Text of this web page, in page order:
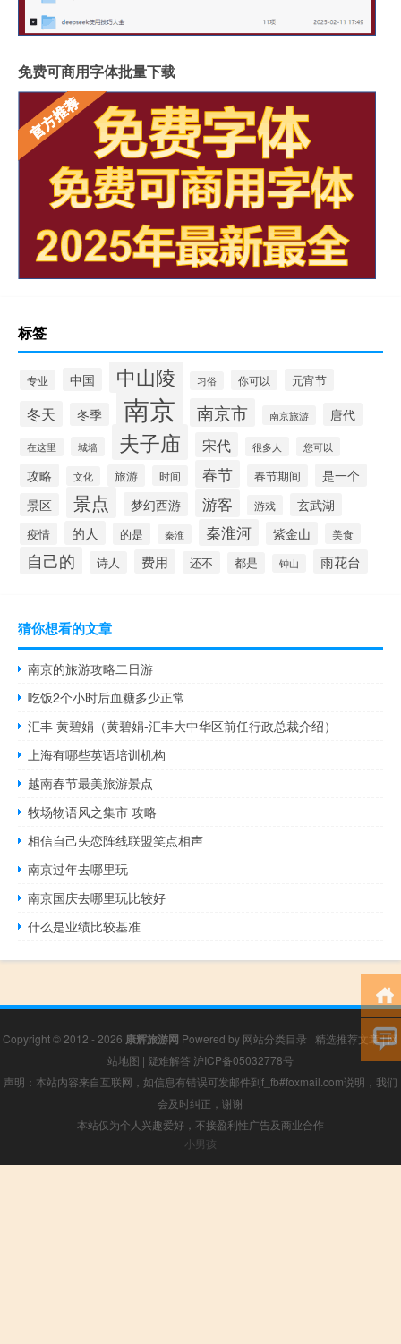
免费可商用字体批量下载
标签
专业 中国 中山陵 习俗 你可以 元宵节
冬天 冬季 南京 南京市 南京旅游 唐代
在这里 城墙 夫子庙 宋代 很多人 您可以
攻略 文化 旅游 时间 春节 春节期间
是一个
景区
景点 梦幻西游 游客 游戏 玄武湖
疫情 的人 的是 秦淮 秦淮河 紫金山 美食
自己的 诗人 费用 还不 都是 钟山 雨花台
猜你想看的文章
南京的旅游攻略二日游
吃饭2个小时后血糖多少正常
汇丰 黄碧娟（黄碧娟-汇丰大中华区前任行政总裁介绍）
上海有哪些英语培训机构
越南春节最美旅游景点
牧场物语风之集市 攻略
相信自己失恋阵线联盟笑点相声
南京过年去哪里玩
南京国庆去哪里玩比较好
什么是业绩比较基准
Copyright © 2012 - 2026 康辉旅游网 Powered by 网站分类目录 | 精选推荐文章|网
站地图 | 疑难解答 沪ICP备05032778号
声明：本站内容来自互联网，如信息有错误可发邮件到f_fb#foxmail.com说明，我们
会及时纠正，谢谢
本站仅为个人兴趣爱好，不接盈利性广告及商业合作
小男孩